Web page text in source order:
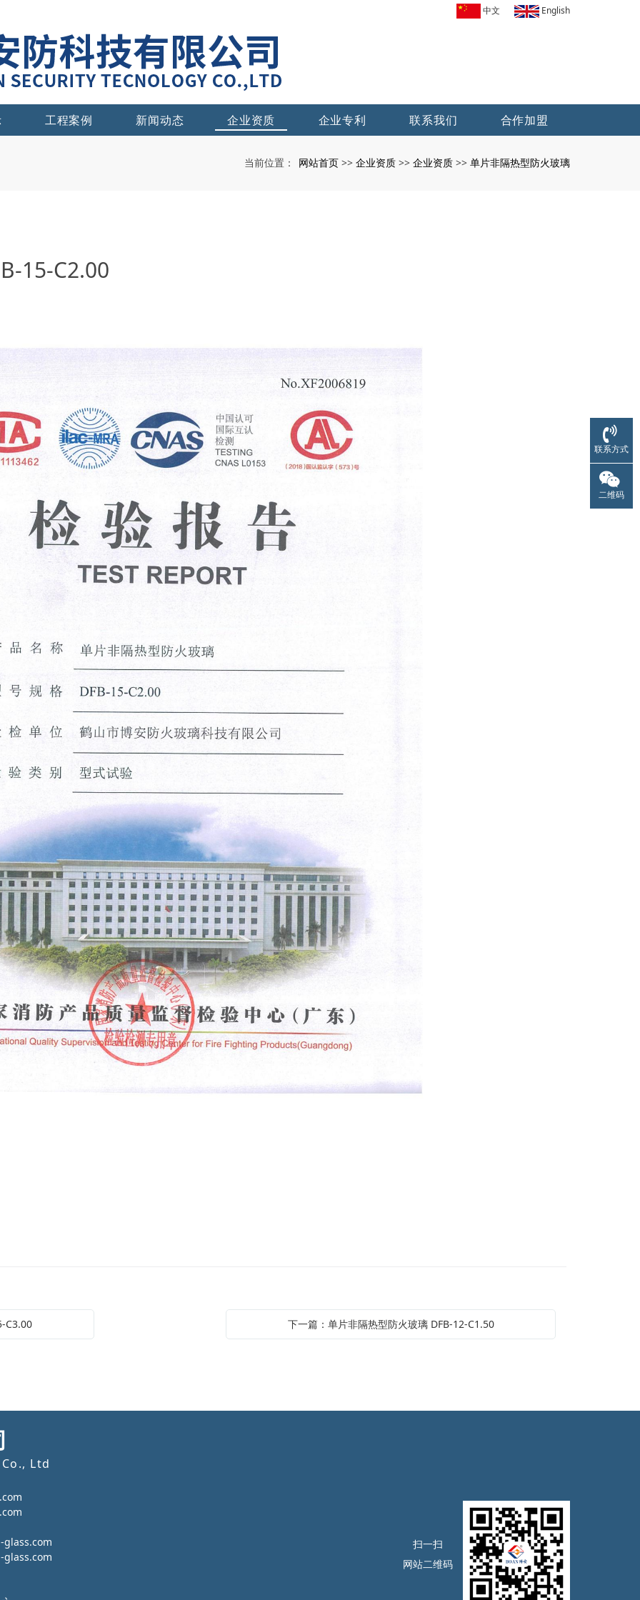
中文 English
工程案例 新闻动态 企业资质 企业专利 联系我们 合作加盟
当前位置： 网站首页 >> 企业资质 >> 企业资质 >> 单片非隔热型防火玻璃
15-C2.00
C3.00 下一篇：单片非隔热型防火玻璃 DFB-12-C1.50
Ltd
glass.com
glass.com
扫一扫
网站二维码
联系方式
二维码